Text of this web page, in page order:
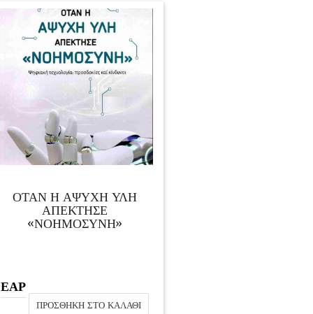
ΟΤΑΝ Η ΑΨΥΧΗ ΥΛΗ
ΑΠΕΚΤΗΣΕ
«ΝΟΗΜΟΣΥΝΗ»
ΕΑΡ
ΠΡΟΣΘΉΚΗ ΣΤΟ ΚΑΛΆΘΙ